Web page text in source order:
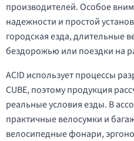
производителей. Особое
надежности и простой
городская езда, длительные
бездорожью или поездки на
ACID использует процессы
CUBE, поэтому продукция
реальные условия езды. В
практичные велосумки и
велосипедные фонари,